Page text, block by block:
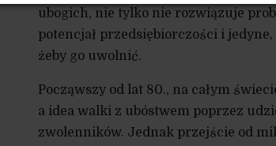
ubogich, nie tylko nie rozwiązuje
potencjał przedsiębiorczości i
żeby go uwolnić.
Począwszy od lat 80., na całym
a idea walki z ubóstwem poprzez
zwolenników. Jednak przejście od